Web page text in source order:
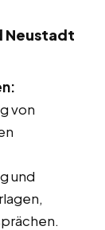
Neustadt
von
und